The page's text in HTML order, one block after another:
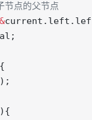
点的父节点
){